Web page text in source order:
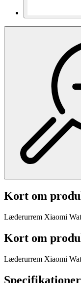
Kort om
Læderurrem Xiaomi
Kort om
Læderurrem Xiaomi
Specifikationer